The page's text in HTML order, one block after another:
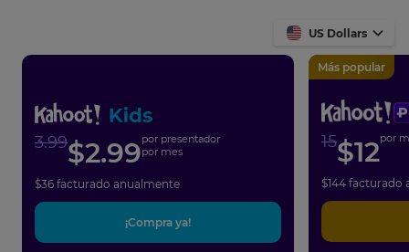
US Dollars
3.99$2.99por presentador
por mes
$36 facturado anualmente
¡Compra ya!
Más popular
15$12por
$144 facturado